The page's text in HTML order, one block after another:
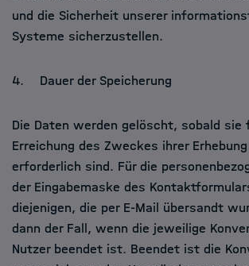
und die Sicherheit unserer
Systeme sicherzustellen.
4. Dauer der Speicherung
Die Daten werden gelöscht, sobald sie
Erreichung des Zweckes ihrer
erforderlich sind. Für die
der Eingabemaske des
diejenigen, die per E-Mail übersandt
dann der Fall, wenn die jeweilige
Nutzer beendet ist. Beendet ist die